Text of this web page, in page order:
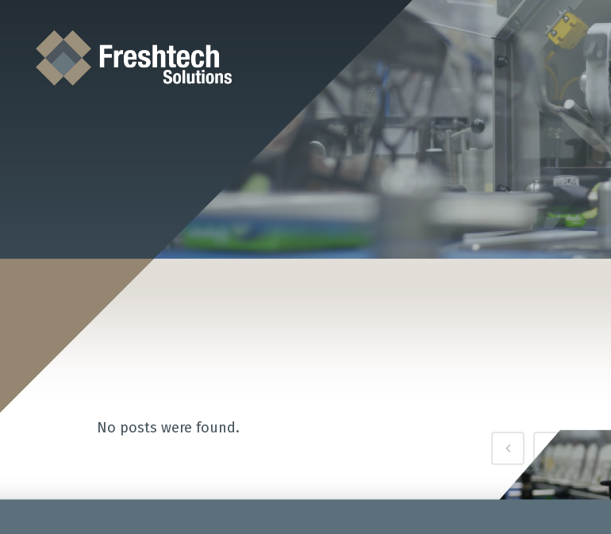
No posts were found.